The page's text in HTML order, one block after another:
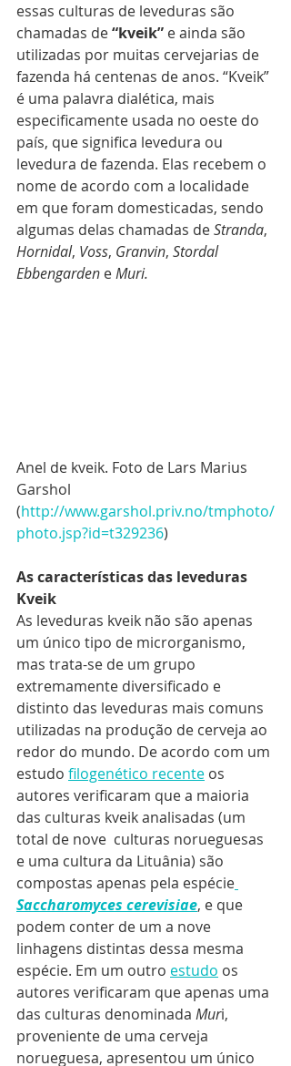
essas culturas de leveduras são
chamadas de “kveik” e ainda são
utilizadas por muitas cervejarias de
fazenda há centenas de anos. “Kveik”
é uma palavra dialética, mais
especificamente usada no oeste do
país, que significa levedura ou
levedura de fazenda. Elas recebem o
nome de acordo com a localidade
em que foram domesticadas, sendo
algumas delas chamadas de Stranda,
Hornidal, Voss, Granvin, Stordal
Ebbengarden e Muri.
Anel de kveik. Foto de Lars Marius
Garshol
(http://www.garshol.priv.no/tmphoto/
photo.jsp?id=t329236)
As características das leveduras
Kveik
As leveduras kveik não são apenas
um único tipo de microrganismo,
mas trata-se de um grupo
extremamente diversificado e
distinto das leveduras mais comuns
utilizadas na produção de cerveja ao
redor do mundo. De acordo com um
estudo filogenético recente os
autores verificaram que a maioria
das culturas kveik analisadas (um
total de nove  culturas norueguesas
e uma cultura da Lituânia) são
compostas apenas pela espécie
Saccharomyces cerevisiae, e que
podem conter de um a nove
linhagens distintas dessa mesma
espécie. Em um outro estudo os
autores verificaram que apenas uma
das culturas denominada Muri,
proveniente de uma cerveja
norueguesa, apresentou um único